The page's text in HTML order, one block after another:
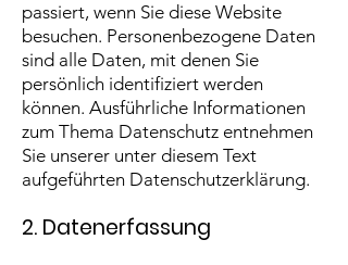
passiert, wenn Sie diese Website
besuchen. Personenbezogene Daten
sind alle Daten, mit denen Sie
persönlich identifiziert werden
können. Ausführliche Informationen
zum Thema Datenschutz entnehmen
Sie unserer unter diesem Text
aufgeführten Datenschutzerklärung.
2. Datenerfassung